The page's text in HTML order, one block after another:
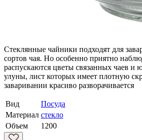
Стеклянные чайники подходят для
сортов чая. Но особенно приятно
распускаются цветы связанных чаев и
улуны, лист которых имеет плотную
заваривании красиво разворачивается
Вид
Посуда
Материал стекло
Объем
1200